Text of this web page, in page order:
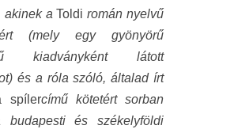
akinek aToldiromán nyelvű
(mely egy gyönyörű
kiadványként látott
és a róla szóló, általad írt
spílercímű kötetért sorban
budapesti és székelyföldi